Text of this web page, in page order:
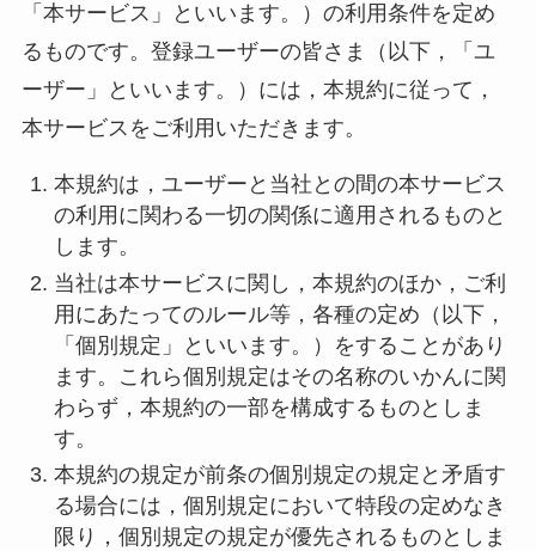
「本サービス」といいます。）の利用条件を定め
るものです。登録ユーザーの皆さま（以下，「ユ
ーザー」といいます。）には，本規約に従って，
本サービスをご利用いただきます。
本規約は，ユーザーと当社との間の本サービス
の利用に関わる一切の関係に適用されるものと
します。
当社は本サービスに関し，本規約のほか，ご利
用にあたってのルール等，各種の定め（以下，
「個別規定」といいます。）をすることがあり
ます。これら個別規定はその名称のいかんに関
わらず，本規約の一部を構成するものとしま
す。
本規約の規定が前条の個別規定の規定と矛盾す
る場合には，個別規定において特段の定めなき
限り，個別規定の規定が優先されるものとしま